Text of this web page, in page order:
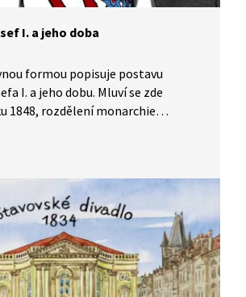
I. a jeho doba
formou popisuje postavu
I. a jeho dobu. Mluví se zde
1848, rozdělení monarchie